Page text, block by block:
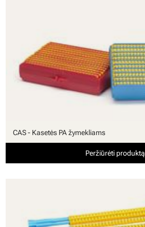
CAS - Kasetės PA žymekliams
Peržiūrėti produktą